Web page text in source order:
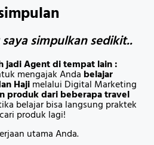
simpulkan sedikit..
jadi Agent di tempat lain :
mengajak Anda belajar
Hajimelalui Digital Marketing
produk dari beberapa travel
belajar bisa langsung praktek
produk lagi!
utama Anda.